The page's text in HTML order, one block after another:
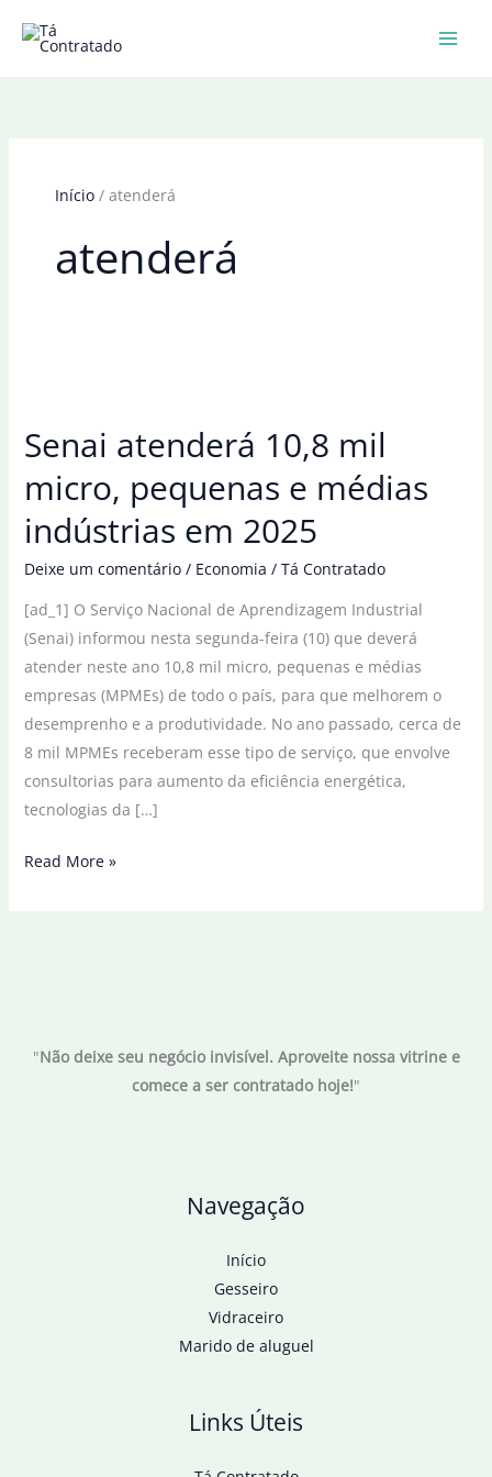
para
Início atenderá
atenderá
Senai atenderá 10,8 mil
micro, pequenas e médias
indústrias em 2025
Deixe um comentário / Economia / Tá Contratado
[ad_1] O Serviço Nacional de Aprendizagem Industrial
(Senai) informou nesta segunda-feira (10) que deverá
atender neste ano 10,8 mil micro, pequenas e médias
empresas (MPMEs) de todo o país, para que melhorem o
desemprenho e a produtividade. No ano passado, cerca de
8 mil MPMEs receberam esse tipo de serviço, que envolve
consultorias para aumento da eficiência energética,
tecnologias da […]
Senai
médias
Read More »
"Não deixe seu negócio invisível. Aproveite nossa vitrine e
comece a ser contratado hoje!"
Navegação
Início
Gesseiro
Vidraceiro
Marido de aluguel
Links Úteis